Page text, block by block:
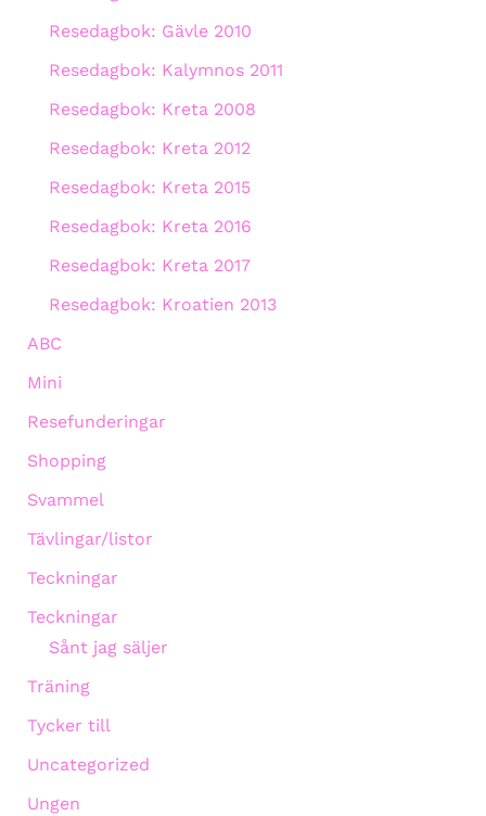
Resedagbok: Gävle 2010
Resedagbok: Kalymnos 2011
Resedagbok: Kreta 2008
Resedagbok: Kreta 2012
Resedagbok: Kreta 2015
Resedagbok: Kreta 2016
Resedagbok: Kreta 2017
Resedagbok: Kroatien 2013
ABC
Mini
Resefunderingar
Shopping
Svammel
Tävlingar/listor
Teckningar
Teckningar
Sånt jag säljer
Träning
Tycker till
Uncategorized
Ungen